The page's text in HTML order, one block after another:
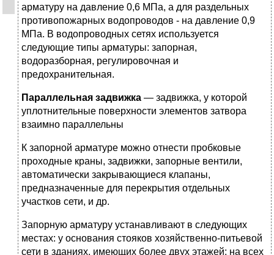
арматуру на давление 0,6 МПа, а для раздельных
противопожарных водопроводов - на давление 0,9
МПа. В водопроводных сетях используется
следующие типы арматуры: запорная,
водоразборная, регулировочная и
предохранительная.
Параллельная задвижка — задвижка, у которой
уплотнительные поверхности элементов затвора
взаимно параллельны
К запорной арматуре можно отнести пробковые
проходные краны, задвижки, запорные вентили,
автоматически закрывающиеся клапаны,
предназначенные для перекрытия отдельных
участков сети, и др.
Запорную арматуру устанавливают в следующих
местах: у основания стояков хозяйственно-питьевой
сети в зданиях, имеющих более двух этажей; на всех